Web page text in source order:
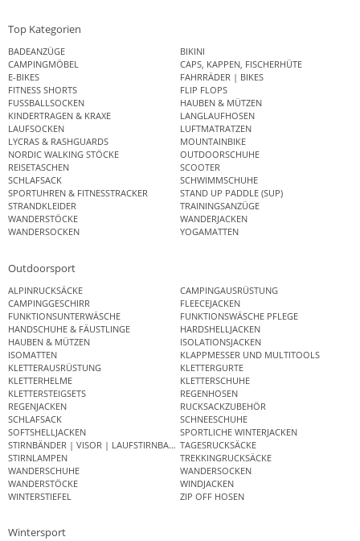
Top Kategorien
BADEANZÜGE
BIKINI
CAMPINGMÖBEL
CAPS, KAPPEN, FISCHERHÜTE
E-BIKES
FAHRRÄDER | BIKES
FITNESS SHORTS
FLIP FLOPS
FUSSBALLSOCKEN
HAUBEN & MÜTZEN
KINDERTRAGEN & KRAXE
LANGLAUFHOSEN
LAUFSOCKEN
LUFTMATRATZEN
LYCRAS & RASHGUARDS
MOUNTAINBIKE
NORDIC WALKING STÖCKE
OUTDOORSCHUHE
REISETASCHEN
SCOOTER
SCHLAFSACK
SCHWIMMSCHUHE
SPORTUHREN & FITNESSTRACKER
STAND UP PADDLE (SUP)
STRANDKLEIDER
TRAININGSANZÜGE
WANDERSTÖCKE
WANDERJACKEN
WANDERSOCKEN
YOGAMATTEN
Outdoorsport
ALPINRUCKSÄCKE
CAMPINGAUSRÜSTUNG
CAMPINGGESCHIRR
FLEECEJACKEN
FUNKTIONSUNTERWÄSCHE
FUNKTIONSWÄSCHE PFLEGE
HANDSCHUHE & FÄUSTLINGE
HARDSHELLJACKEN
HAUBEN & MÜTZEN
ISOLATIONSJACKEN
ISOMATTEN
KLAPPMESSER UND MULTITOOLS
KLETTERAUSRÜSTUNG
KLETTERGURTE
KLETTERHELME
KLETTERSCHUHE
KLETTERSTEIGSETS
REGENHOSEN
REGENJACKEN
RUCKSACKZUBEHÖR
SCHLAFSACK
SCHNEESCHUHE
SOFTSHELLJACKEN
SPORTLICHE WINTERJACKEN
STIRNBÄNDER | VISOR | LAUFSTIRNBANDTAGESRUCKSÄCKE
STIRNLAMPEN
TREKKINGRUCKSÄCKE
WANDERSCHUHE
WANDERSOCKEN
WANDERSTÖCKE
WINDJACKEN
WINTERSTIEFEL
ZIP OFF HOSEN
Wintersport